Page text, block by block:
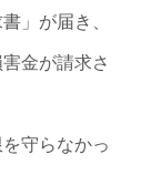
」が届き、
金が請求さ
守らなかっ